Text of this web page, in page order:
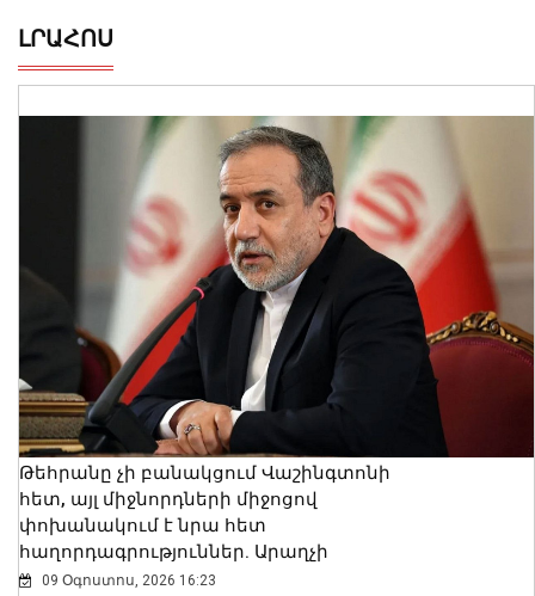
ԼՐԱՀՈՍ
Թեհրանը չի բանակցում Վաշինգտոնի
հետ, այլ միջնորդների միջոցով
փոխանակում է նրա հետ
հաղորդագրություններ. Արաղչի
09 Օգոստոս, 2026 16:23